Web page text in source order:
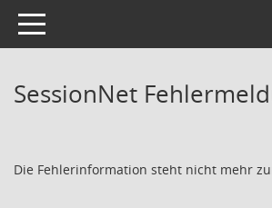
Toggle navigation
SessionNet
Die Fehlerinformation steht nicht mehr